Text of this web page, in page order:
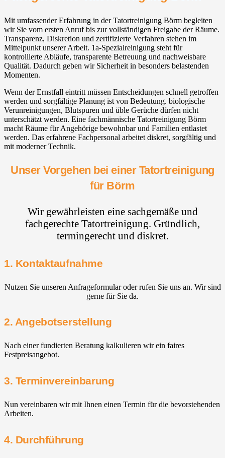
Mit umfassender Erfahrung in der Tatortreinigung Börm begleiten
wir Sie vom ersten Anruf bis zur vollständigen Freigabe der Räume.
Transparenz, Diskretion und zertifizierte Verfahren stehen im
Mittelpunkt unserer Arbeit. 1a-Spezialreinigung steht für
kontrollierte Abläufe, transparente Betreuung und nachweisbare
Qualität. Dadurch geben wir Sicherheit in besonders belastenden
Momenten.
Wenn der Ernstfall eintritt müssen Entscheidungen schnell getroffen
werden und sorgfältige Planung ist von Bedeutung. biologische
Verunreinigungen, Blutspuren und üble Gerüche dürfen nicht
unterschätzt werden. Eine fachmännische Tatortreinigung Börm
macht Räume für Angehörige bewohnbar und Familien entlastet
werden. Das erfahrene Fachpersonal arbeitet diskret, sorgfältig und
mit moderner Technik.
Unser Vorgehen bei einer Tatortreinigung
für Börm
Wir gewährleisten eine sachgemäße und
fachgerechte Tatortreinigung. Gründlich,
termingerecht und diskret.
1. Kontaktaufnahme
Nutzen Sie unseren Anfrageformular oder rufen Sie uns an. Wir sind
gerne für Sie da.
2. Angebotserstellung
Nach einer fundierten Beratung kalkulieren wir ein faires
Festpreisangebot.
3. Terminvereinbarung
Nun vereinbaren wir mit Ihnen einen Termin für die bevorstehenden
Arbeiten.
4. Durchführung